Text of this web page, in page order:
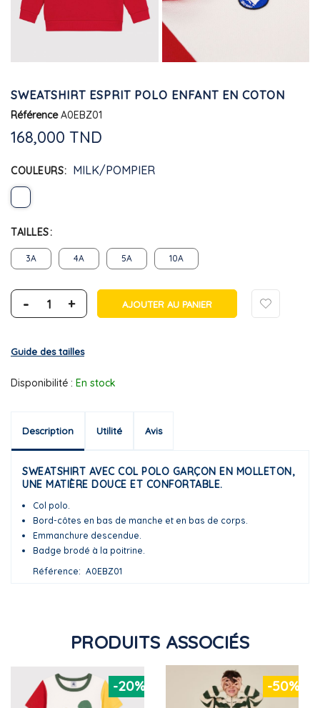
SWEATSHIRT ESPRIT POLO ENFANT EN COTON
Référence A0EBZ01
168,000 TND
COULEURS MILK/POMPIER
TAILLES
3A 4A 5A 10A
- + AJOUTER AU PANIER
Guide des tailles
Disponibilité : En stock
Description Utilité Avis
SWEATSHIRT AVEC COL POLO GARÇON EN MOLLETON,
UNE MATIÈRE DOUCE ET CONFORTABLE.
Col polo.
Bord-côtes en bas de manche et en bas de corps.
Emmanchure descendue.
Badge brodé à la poitrine.
Référence
A0EBZ01
PRODUITS ASSOCIÉS
-20% -50%